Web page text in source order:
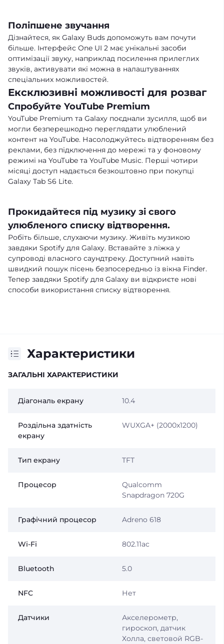
Поліпшене звучання
Дізнайтеся, як Galaxy Buds допоможуть вам почути
більше. Інтерфейс One UI 2 має унікальні засоби
оптимізації звуку, наприклад посилення прилеглих
звуків, активувати які можна в налаштуваннях
спеціальних можливостей.
Ексклюзивні можливості для розваг
Спробуйте YouTube Premium
YouTube Premium та Galaxy поєднали зусилля, щоб ви
могли безперешкодно переглядати улюблений
контент на YouTube. Насолоджуйтесь відтворенням без
реклами, без підключення до мережі та у фоновому
режимі на YouTube та YouTube Music. Перші чотири
місяці доступ надається безкоштовно при покупці
Galaxy Tab S6 Lite.
Прокидайтеся під музику зі свого
улюбленого списку відтворення.
Робіть більше, слухаючи музику. Живіть музикою
завдяки Spotify для Galaxy. Вставайте з ліжка у
супроводі власного саундтреку. Доступний навіть
швидкий пошук пісень безпосередньо із вікна Finder.
Тепер завдяки Spotify для Galaxy ви відкриєте нові
способи використання списку відтворення.
Характеристики
ЗАГАЛЬНІ ХАРАКТЕРИСТИКИ
Діагональ екрану 10.4
Роздільна здатність
екрану
WUXGA+ (2000x1200)
Тип екрану TFT
Процесор
Qualcomm
Snapdragon 720G
Графічний процесор Adreno 618
Wi-Fi 802.11ac
Bluetooth 5.0
NFC Нет
Датчики
Акселерометр,
гироскоп, датчик
Холла, световой RGB-